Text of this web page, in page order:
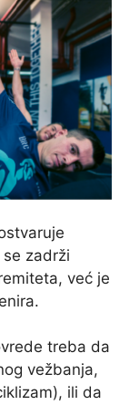
zadrži
već je
treba da
vežbanja,
ili da